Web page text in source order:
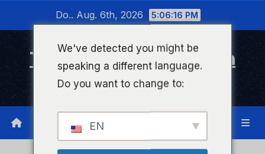
wechseln
Do.. Aug. 6th, 2026 5:06:17 PM
Timeline Bad Kreuznach
Infonetzwerk für Bad Kreuznach
We've detected you might be
speaking a different language.
Do you want to change to:
EN